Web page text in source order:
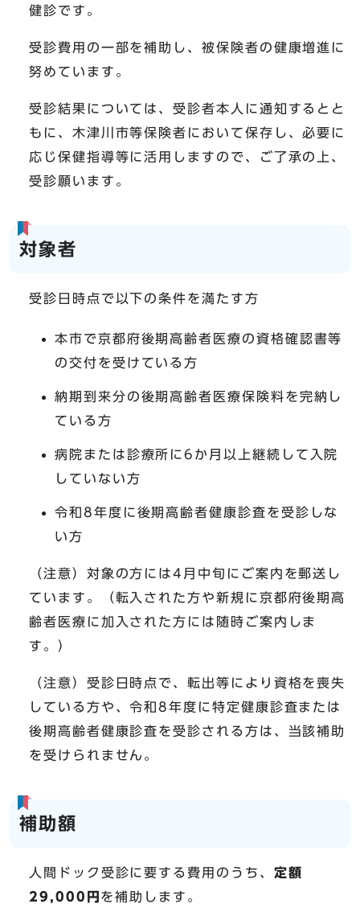
健診です。
受診費用の一部を補助し、被保険者の健康増進に
努めています。
受診結果については、受診者本人に通知するとと
もに、木津川市等保険者において保存し、必要に
応じ保健指導等に活用しますので、ご了承の上、
受診願います。
対象者
受診日時点で以下の条件を満たす方
本市で京都府後期高齢者医療の資格確認書等
の交付を受けている方
納期到来分の後期高齢者医療保険料を完納し
ている方
病院または診療所に6か月以上継続して入院
していない方
令和8年度に後期高齢者健康診査を受診しな
い方
（注意）対象の方には4月中旬にご案内を郵送し
ています。（転入された方や新規に京都府後期高
齢者医療に加入された方には随時ご案内しま
す。）
（注意）受診日時点で、転出等により資格を喪失
している方や、令和8年度に特定健康診査または
後期高齢者健康診査を受診される方は、当該補助
を受けられません。
補助額
人間ドック受診に要する費用のうち、 定額
29,000円 を補助します。